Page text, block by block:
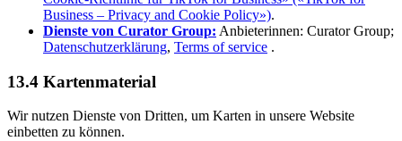
Business – Privacy and Cookie Policy»).
Dienste von Curator Group: Anbieterinnen: Curator Group;
Datenschutzerklärung, Terms of service .
13.4 Kartenmaterial
Wir nutzen Dienste von Dritten, um Karten in unsere Website
einbetten zu können.